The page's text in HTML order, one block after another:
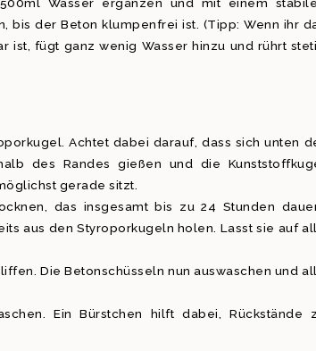
der Beton klumpenfrei ist. (Tipp: Wenn ihr
ist, fügt ganz wenig Wasser hinzu und rührt
Achtet dabei darauf, dass sich unten
des Randes gießen und die
gerade sitzt.
das insgesamt bis zu 24 Stunden
aus den Styroporkugeln holen. Lasst sie auf
Die Betonschüsseln nun auswaschen und
Ein Bürstchen hilft dabei, Rückstände